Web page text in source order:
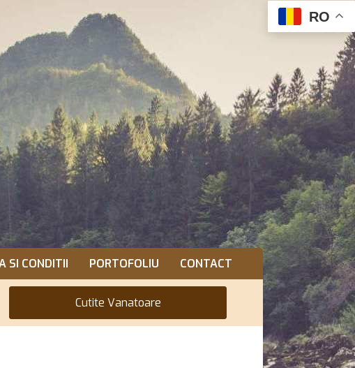
SI CONDITII PORTOFOLIU CONTACT
Cutite Vanatoare
RO